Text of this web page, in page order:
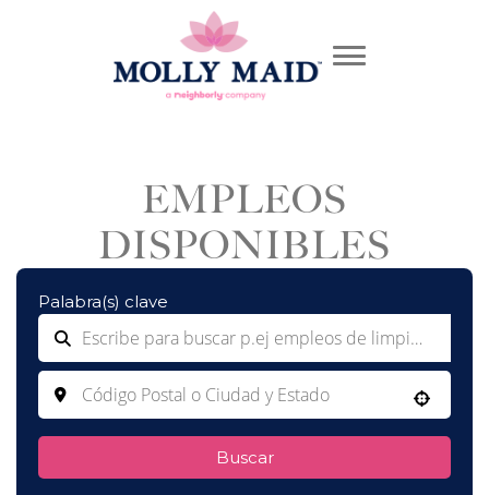
EMPLEOS
DISPONIBLES
Palabra(s) clave
Buscar